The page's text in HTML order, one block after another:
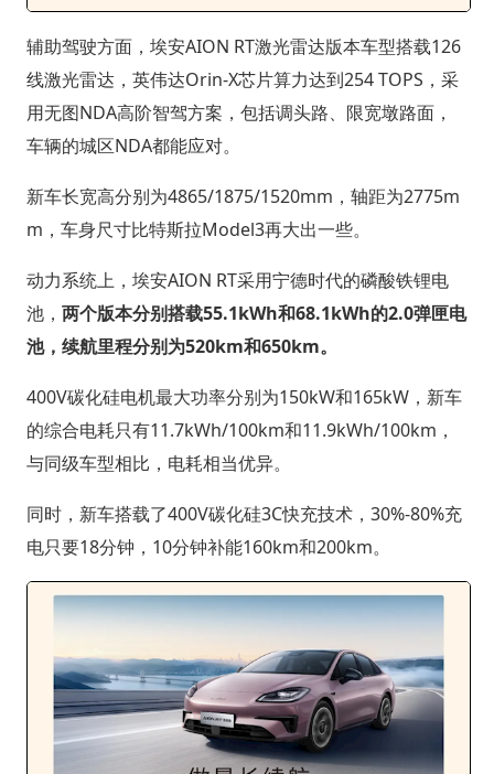
辅助驾驶方面，埃安AION RT激光雷达版本车型搭载126
线激光雷达，英伟达Orin-X芯片算力达到254 TOPS，采
用无图NDA高阶智驾方案，包括调头路、限宽墩路面，
车辆的城区NDA都能应对。
新车长宽高分别为4865/1875/1520mm，轴距为2775m
m，车身尺寸比特斯拉Model3再大出一些。
动力系统上，埃安AION RT采用宁德时代的磷酸铁锂电
池， 两个版本分别搭载55.1kWh和68.1kWh的2.0弹匣电
池，续航里程分别为520km和650km。
400V碳化硅电机最大功率分别为150kW和165kW，新车
的综合电耗只有11.7kWh/100km和11.9kWh/100km，
与同级车型相比，电耗相当优异。
同时，新车搭载了400V碳化硅3C快充技术，30%-80%充
电只要18分钟，10分钟补能160km和200km。